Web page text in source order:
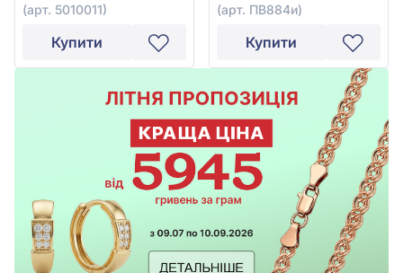
(арт. 5010011)
Купити
(арт. ПВ884и)
Купити